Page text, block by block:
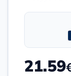
21.59